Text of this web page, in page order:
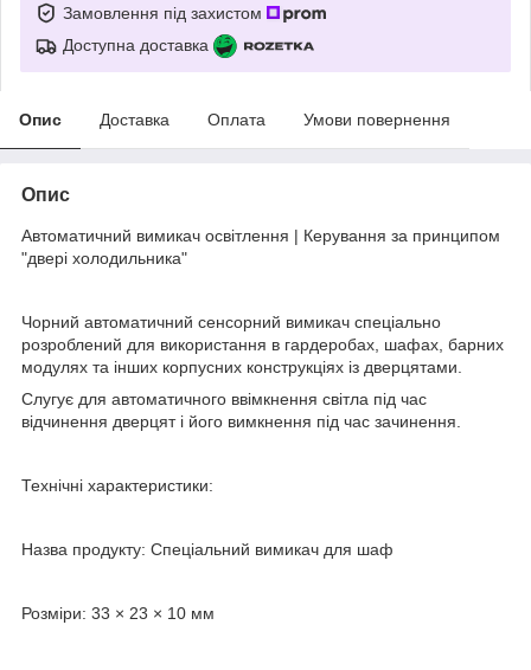
Замовлення під захистом
Доступна доставка
Опис Доставка Оплата Умови повернення
Опис
Автоматичний вимикач освітлення | Керування за принципом
"двері холодильника"
Чорний автоматичний сенсорний вимикач спеціально
розроблений для використання в гардеробах, шафах, барних
модулях та інших корпусних конструкціях із дверцятами.
Слугує для автоматичного ввімкнення світла під час
відчинення дверцят і його вимкнення під час зачинення.
Технічні характеристики:
Назва продукту: Спеціальний вимикач для шаф
Розміри: 33 × 23 × 10 мм